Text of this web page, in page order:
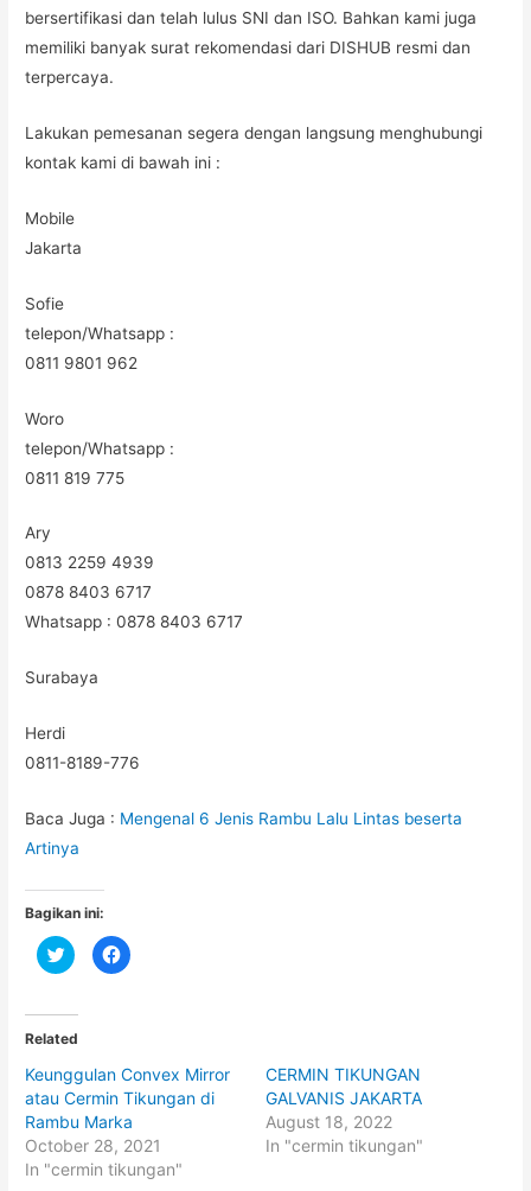
bersertifikasi dan telah lulus SNI dan ISO. Bahkan kami juga
memiliki banyak surat rekomendasi dari DISHUB resmi dan
terpercaya.
Lakukan pemesanan segera dengan langsung menghubungi
kontak kami di bawah ini :
Mobile
Jakarta
Sofie
telepon/Whatsapp :
0811 9801 962
Woro
telepon/Whatsapp :
0811 819 775
Ary
0813 2259 4939
0878 8403 6717
Whatsapp : 0878 8403 6717
Surabaya
Herdi
0811-8189-776
Baca Juga : Mengenal 6 Jenis Rambu Lalu Lintas beserta
Artinya
Bagikan ini:
C
l
t
o
s
a
r
e
o
T
w
i
C
l
h
a
r
e
o
n
F
a
c
Related
Keunggulan Convex Mirror
atau Cermin Tikungan di
Rambu Marka
October 28, 2021
In "cermin tikungan"
CERMIN TIKUNGAN
GALVANIS JAKARTA
August 18, 2022
In "cermin tikungan"